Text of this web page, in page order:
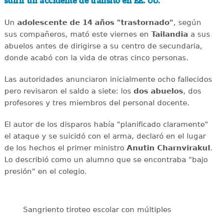
Un adolescente de 14 años "trastornado", según
sus compañeros, mató este viernes en Tailandia a sus
abuelos antes de dirigirse a su centro de secundaria,
donde acabó con la vida de otras cinco personas.
Las autoridades anunciaron inicialmente ocho fallecidos
pero revisaron el saldo a siete: los dos abuelos, dos
profesores y tres miembros del personal docente.
El autor de los disparos había "planificado claramente"
el ataque y se suicidó con el arma, declaró en el lugar
de los hechos el primer ministro Anutin Charnvirakul.
Lo describió como un alumno que se encontraba "bajo
presión" en el colegio.
Sangriento tiroteo escolar con múltiples